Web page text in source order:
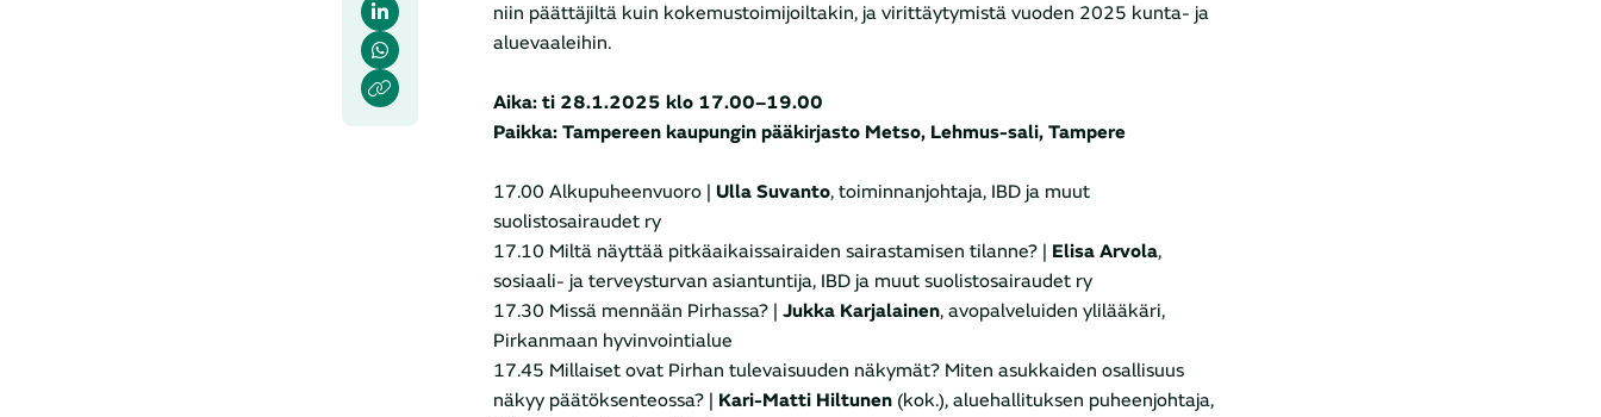
niin päättäjiltä kuin kokemustoimijoiltakin, ja virittäytymistä vuoden 2025 kunta- ja
aluevaaleihin.
Aika: ti 28.1.2025 klo 17.00–19.00
Paikka: Tampereen kaupungin pääkirjasto Metso, Lehmus-sali, Tampere
17.00 Alkupuheenvuoro | Ulla Suvanto, toiminnanjohtaja, IBD ja muut
suolistosairaudet ry
17.10 Miltä näyttää pitkäaikaissairaiden sairastamisen tilanne? | Elisa Arvola,
sosiaali- ja terveysturvan asiantuntija, IBD ja muut suolistosairaudet ry
17.30 Missä mennään Pirhassa? | Jukka Karjalainen, avopalveluiden ylilääkäri,
Pirkanmaan hyvinvointialue
17.45 Millaiset ovat Pirhan tulevaisuuden näkymät? Miten asukkaiden osallisuus
näkyy päätöksenteossa? | Kari-Matti Hiltunen (kok.), aluehallituksen puheenjohtaja,